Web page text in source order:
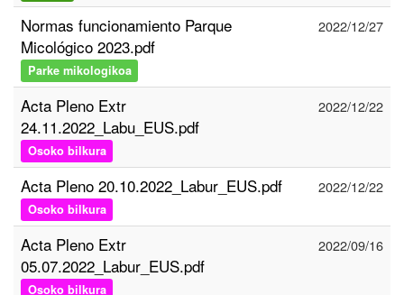
Normas funcionamiento Parque
Micológico 2023.pdf
Parke mikologikoa
2022/12/27
Acta Pleno Extr
24.11.2022_Labu_EUS.pdf
Osoko bilkura
2022/12/22
Acta Pleno 20.10.2022_Labur_EUS.pdf
Osoko bilkura
2022/12/22
Acta Pleno Extr
05.07.2022_Labur_EUS.pdf
Osoko bilkura
2022/09/16